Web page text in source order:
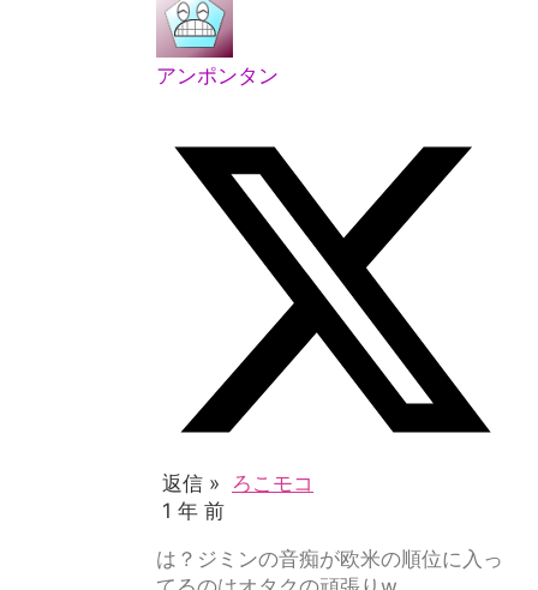
アンポンタン
返信 » ろこモコ
1 年 前
は？ジミンの音痴が欧米の順位に入っ